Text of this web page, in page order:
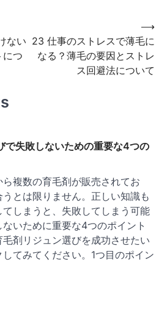
ない
につ
23 仕事のストレスで薄毛に
なる？薄毛の要因とストレ
ス回避法について
⟶
で失敗しないための重要な4つの
複数の育毛剤が販売されてお
とは限りません。正しい知識も
しまうと、失敗してしまう可能
いために重要な4つのポイント
剤リジュン選びを成功させたい
てみてください。1つ目のポイン